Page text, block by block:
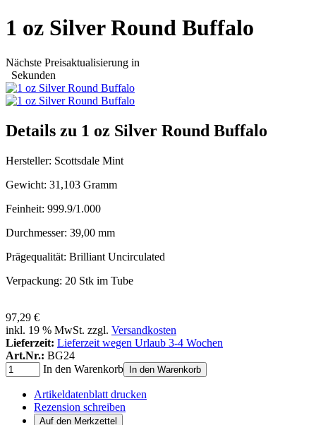
1 oz Silver Round Buffalo
Nächste Preisaktualisierung in
Sekunden
Details zu 1 oz Silver Round Buffalo
Hersteller: Scottsdale Mint
Gewicht: 31,103 Gramm
Feinheit: 999.9/1.000
Durchmesser: 39,00 mm
Prägequalität: Brilliant Uncirculated
Verpackung: 20 Stk im Tube
97,29 €
inkl. 19 % MwSt. zzgl. Versandkosten
Lieferzeit: Lieferzeit wegen Urlaub 3-4 Wochen
Art.Nr.: BG24
In den Warenkorb In den Warenkorb
Artikeldatenblatt drucken
Rezension schreiben